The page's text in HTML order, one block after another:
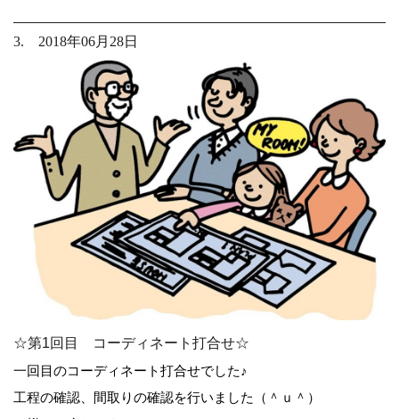
3. 2018年06月28日
☆第1回目 コーディネート打合せ☆
一回目のコーディネート打合せでした♪
工程の確認、間取りの確認を行いました（＾ｕ＾）